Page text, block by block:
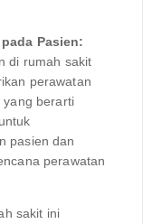
Pasien:
di rumah sakit
perawatan
yang berarti
pasien dan
perawatan
sakit ini